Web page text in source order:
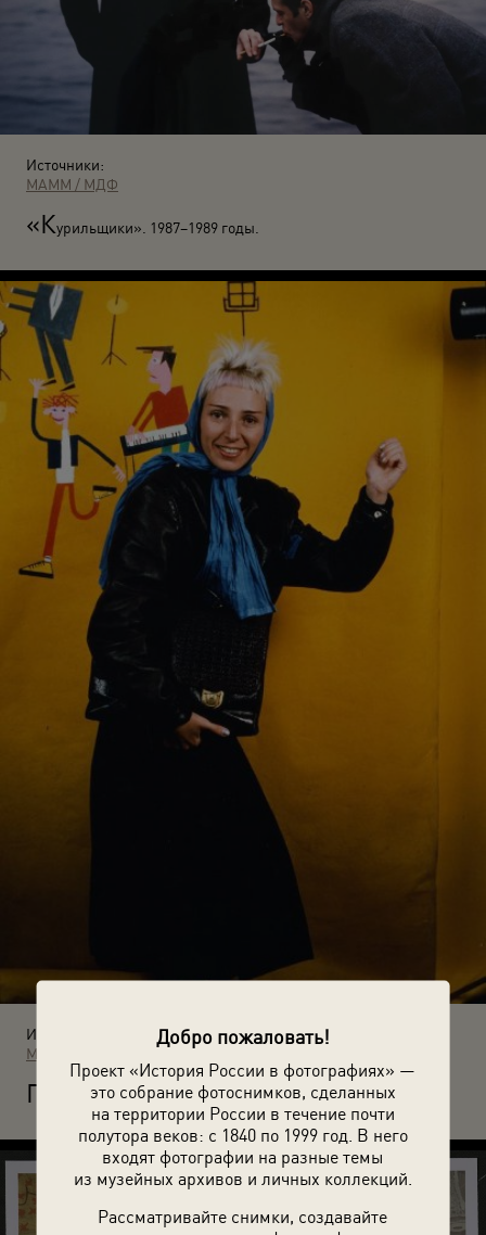
Добро пожаловать!
Проект «История России в фотографиях» —
это собрание фотоснимков, сделанных
на территории России в течение почти
полутора веков: с 1840 по 1999 год. В него
входят фотографии на разные темы
из музейных архивов и личных коллекций.
Рассматривайте снимки, создавайте
Источники:
МАММ / МДФ
«Курильщики». 1987–1989 годы.
Источники:
МАММ / МДФ
П евица Жанна Агузарова. 1987 год.